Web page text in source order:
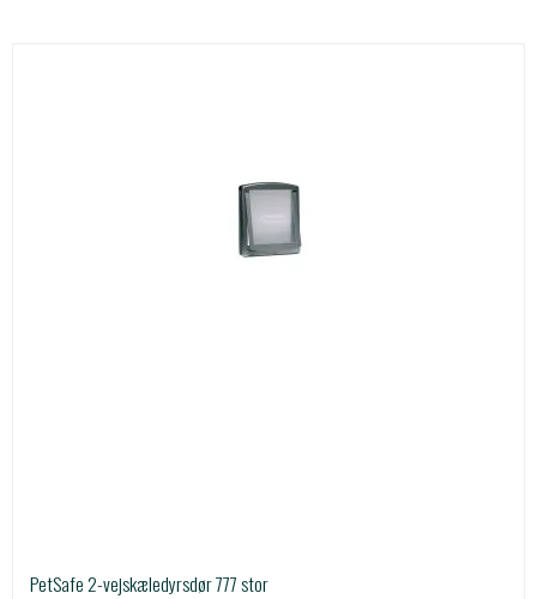
PetSafe 2-vejskæledyrsdør 777 stor